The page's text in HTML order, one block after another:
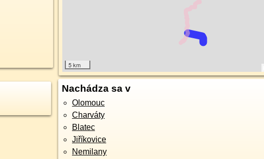
5 km
Nachádza sa v
Olomouc
Charváty
Blatec
Jiříkovice
Nemilany